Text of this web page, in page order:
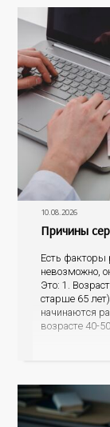
10.08.2026
Причины
Есть факторы
невозможно,
Это: 1.
старше 65
начинаются
возрасте 40-